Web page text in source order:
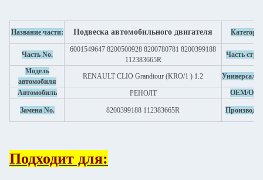
Название части: Подвеска автомобильного двигателя
Часть No.
6001549647 8200500928 8200780781 8200399188
112383665R
Часть
Модель
автомобиля
RENAULT CLIO Grandtour (KRO/1 ) 1.2
Автомобиль
РЕНОЛТ OEM/
Замена No. 8200399188 112383665R
Подходит для: